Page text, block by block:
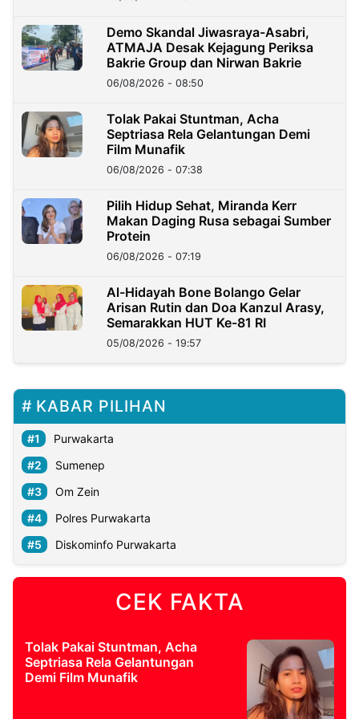
Demo Skandal Jiwasraya-Asabri,
ATMAJA Desak Kejagung Periksa
Bakrie Group dan Nirwan Bakrie
06/08/2026 - 08:50
Tolak Pakai Stuntman, Acha
Septriasa Rela Gelantungan Demi
Film Munafik
06/08/2026 - 07:38
Pilih Hidup Sehat, Miranda Kerr
Makan Daging Rusa sebagai Sumber
Protein
06/08/2026 - 07:19
Al-Hidayah Bone Bolango Gelar
Arisan Rutin dan Doa Kanzul Arasy,
Semarakkan HUT Ke-81 RI
05/08/2026 - 19:57
KABAR PILIHAN
Purwakarta
Sumenep
Om Zein
Polres Purwakarta
Diskominfo Purwakarta
CEK FAKTA
Tolak Pakai Stuntman, Acha
Septriasa Rela Gelantungan
Demi Film Munafik